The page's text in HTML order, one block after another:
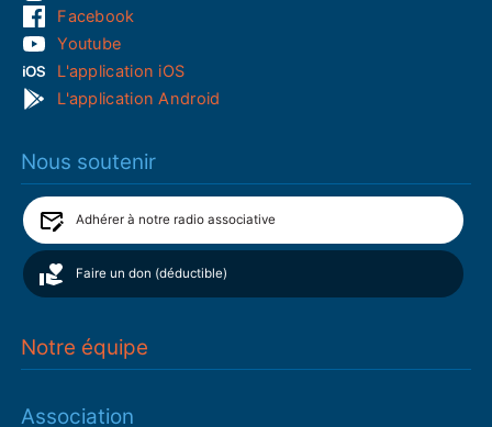
Facebook
Youtube
L'application iOS
L'application Android
Nous soutenir
Adhérer à notre radio associative
Faire un don (déductible)
Notre équipe
Association